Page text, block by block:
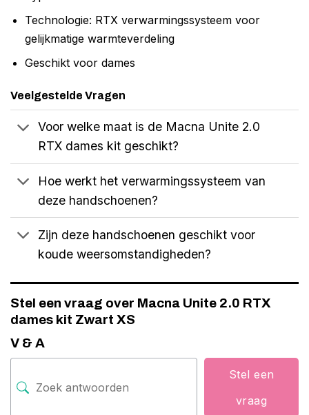
Technologie: RTX verwarmingssysteem voor
gelijkmatige warmteverdeling
Geschikt voor dames
Veelgestelde Vragen
Voor welke maat is de Macna Unite 2.0
RTX dames kit geschikt?
Hoe werkt het verwarmingssysteem van
deze handschoenen?
Zijn deze handschoenen geschikt voor
koude weersomstandigheden?
Stel een vraag over Macna Unite 2.0 RTX
dames kit Zwart XS
V & A
Stel een
vraag